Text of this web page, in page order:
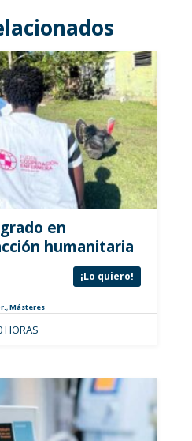
en
humanitaria
¡Lo quiero!
,Másteres
HORAS